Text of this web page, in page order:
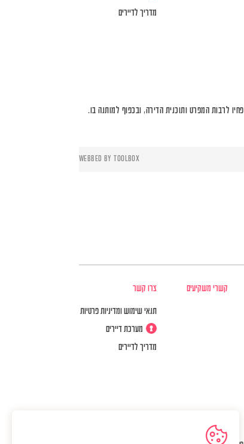
מדריך לדיירים
לרבות המפרט ותוכנית הדירה, ובכפוף למותנה בו.
WEBBED BY TOOLBOX
קשרי משקיעים צרו קשר
תנאי שימוש ומדיניות פרטיות
מערכת דיירים
מדריך לדיירים